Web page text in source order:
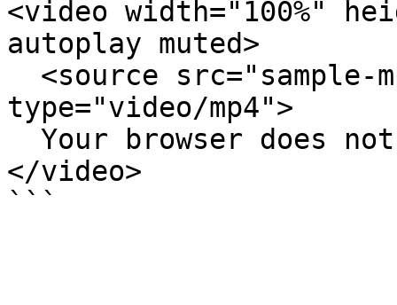
<video width="100%"
autoplay muted>
type="video/mp4">
</video>